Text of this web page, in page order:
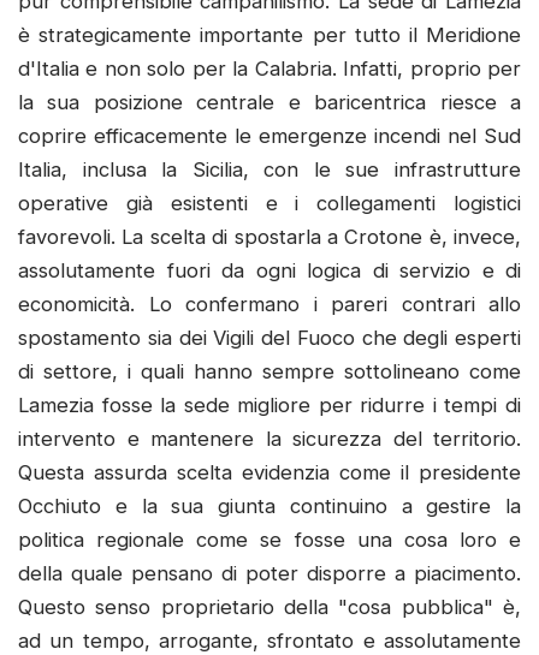
è strategicamente importante per tutto il Meridione
d'Italia e non solo per la Calabria. Infatti, proprio per
la sua posizione centrale e baricentrica riesce a
coprire efficacemente le emergenze incendi nel Sud
Italia, inclusa la Sicilia, con le sue infrastrutture
operative già esistenti e i collegamenti logistici
favorevoli. La scelta di spostarla a Crotone è, invece,
assolutamente fuori da ogni logica di servizio e di
economicità. Lo confermano i pareri contrari allo
spostamento sia dei Vigili del Fuoco che degli esperti
di settore, i quali hanno sempre sottolineano come
Lamezia fosse la sede migliore per ridurre i tempi di
intervento e mantenere la sicurezza del territorio.
Questa assurda scelta evidenzia come il presidente
Occhiuto e la sua giunta continuino a gestire la
politica regionale come se fosse una cosa loro e
della quale pensano di poter disporre a piacimento.
Questo senso proprietario della "cosa pubblica" è,
ad un tempo, arrogante, sfrontato e assolutamente